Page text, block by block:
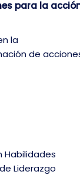
para la
la
de
Habilidades
Liderazgo